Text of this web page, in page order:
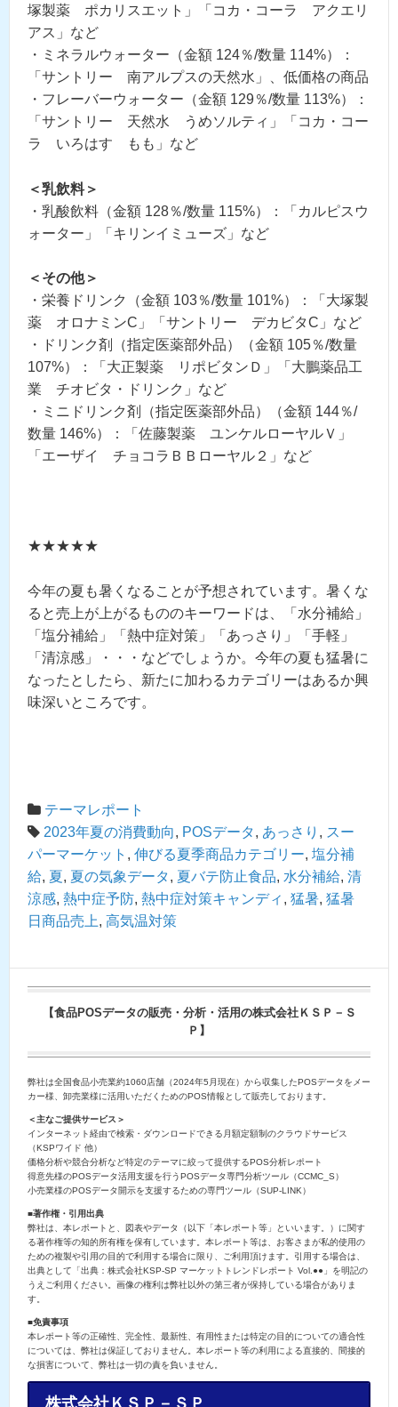
塚製薬 ポカリスエット」「コカ・コーラ アクエリ
アス」など
・ミネラルウォーター（金額 124％/数量 114%）：
「サントリー 南アルプスの天然水」、低価格の商品
・フレーバーウォーター（金額 129％/数量 113%）：
「サントリー 天然水 うめソルティ」「コカ・コー
ラ いろはす もも」など
＜乳飲料＞
・乳酸飲料（金額 128％/数量 115%）：「カルピスウ
ォーター」「キリンイミューズ」など
＜その他＞
・栄養ドリンク（金額 103％/数量 101%）：「大塚製
薬 オロナミンC」「サントリー デカビタC」など
・ドリンク剤（指定医薬部外品）（金額 105％/数量
107%）：「大正製薬 リポビタンＤ」「大鵬薬品工
業 チオビタ・ドリンク」など
・ミニドリンク剤（指定医薬部外品）（金額 144％/
数量 146%）：「佐藤製薬 ユンケルローヤルＶ」
「エーザイ チョコラＢＢローヤル２」など
★★★★★
今年の夏も暑くなることが予想されています。暑くな
ると売上が上がるもののキーワードは、「水分補給」
「塩分補給」「熱中症対策」「あっさり」「手軽」
「清涼感」・・・などでしょうか。今年の夏も猛暑に
なったとしたら、新たに加わるカテゴリーはあるか興
味深いところです。
テーマレポート
2023年夏の消費動向, POSデータ, あっさり , スー
パーマーケット , 伸びる夏季商品カテゴリー, 塩分補
給, 夏, 夏の気象データ, 夏バテ防止食品, 水分補給, 清
涼感, 熱中症予防, 熱中症対策キャンディ , 猛暑, 猛暑
日商品売上, 高気温対策
【食品POSデータの販売・分析・活用の株式会社ＫＳＰ－Ｓ
Ｐ】
弊社は全国食品小売業約1060店舗（2024年5月現在）から収集したPOSデータをメー
カー様、卸売業様に活用いただくためのPOS情報として販売しております。
＜主なご提供サービス＞
インターネット経由で検索・ダウンロードできる月額定額制のクラウドサービス
（KSPワイド 他）
価格分析や競合分析など特定のテーマに絞って提供するPOS分析レポート
得意先様のPOSデータ活用支援を行うPOSデータ専門分析ツール（CCMC_S）
小売業様のPOSデータ開示を支援するための専門ツール（SUP-LINK）
■著作権・引用出典
弊社は、本レポートと、図表やデータ（以下「本レポート等」といいます。）に関す
る著作権等の知的所有権を保有しています。本レポート等は、お客さまが私的使用の
ための複製や引用の目的で利用する場合に限り、ご利用頂けます。引用する場合は、
出典として「出典：株式会社KSP-SP マーケットトレンドレポート Vol.●●」を明記の
うえご利用ください。画像の権利は弊社以外の第三者が保持している場合がありま
す。
■免責事項
本レポート等の正確性、完全性、最新性、有用性または特定の目的についての適合性
については、弊社は保証しておりません。本レポート等の利用による直接的、間接的
な損害について、弊社は一切の責を負いません。
株式会社ＫＳＰ－ＳＰ